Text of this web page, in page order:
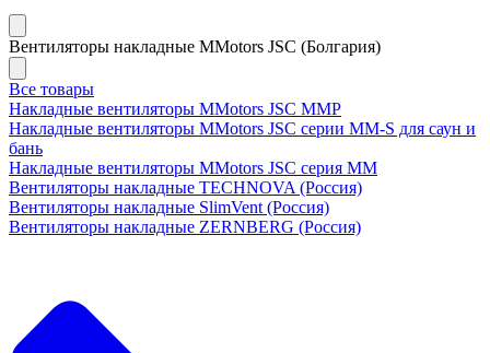
Вентиляторы накладные MMotors JSC (Болгария)
Все товары
Накладные вентиляторы MMotors JSC MMP
Накладные вентиляторы MMotors JSC серии MM-S для саун и
бань
Накладные вентиляторы MMotors JSC серия МM
Вентиляторы накладные TECHNOVA (Россия)
Вентиляторы накладные SlimVent (Россия)
Вентиляторы накладные ZERNBERG (Россия)